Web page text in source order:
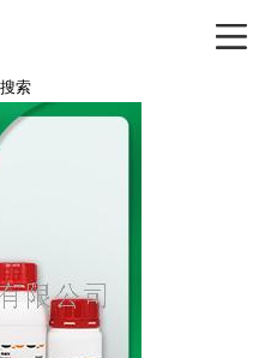
搜索